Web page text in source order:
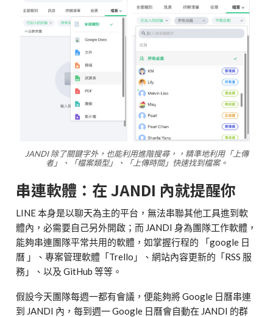
JANDI 除了關鍵字外，也能利用進階搜尋，，精準地利用「上傳
者」、「檔案類型」、「上傳時間」快速找到檔案。
串連軟體：在 JANDI 內就提醒你
LINE 本身是以聊天為主的平台，無法串聯其他工具進到軟
體內，必需要自己另外開啟；而 JANDI 身為團隊工作軟體，
能夠串連團隊平常共用的軟體，如掌握行程的 「google 日
曆 」、專案管理軟體「Trello」、網站內容更新的「RSS 服
務」、以及 GitHub 等等。
假設今天團隊每週一都有會議，便能夠將 Google 日曆串連
到 JANDI 內，每到週一 Google 日曆會自動在 JANDI 的群